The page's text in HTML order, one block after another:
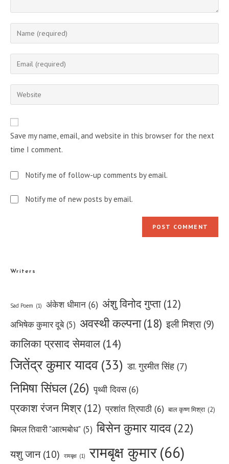
Enter
your
name
comment
Enter
your
email
address
Enter
your
URL
(optional)
Save my name, email, and website in this browser for the next
time I comment.
Notify me of follow-up comments by email.
Notify me of new posts by email.
Writers
Sad Poem (1) अंकेश धीमान (6) अंशु विनोद गुप्ता (12)
अभिषेक कुमार दूबे (5) अवस्थी कल्पना (18) इली मिश्रा (9)
कालिका प्रसाद सेमवाल (14)
जितेंद्र कुमार यादव (33) डा. गुरमीत सिंह (7)
निमिषा सिंघल(26) पृथ्वी दिवस (6)
प्रकाश रंजन मिश्र (12) प्रशांत त्रिपाठी (6) बाल कृष्ण मिश्रा (2)
बिमल तिवारी "आत्मबोध" (5) बिसेन कुमार यादव(22)
यशु जान (10) रामबृक्ष (1) रामबृक्ष कुमार(66)